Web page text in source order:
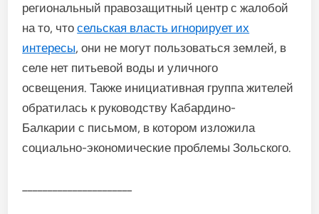
региональный правозащитный центр с жалобой
на то, чтосельская власть игнорирует их
интересы, они не могут пользоваться землей, в
селе нет питьевой воды и уличного
освещения. Также инициативная группа жителей
обратилась к руководству Кабардино-
Балкарии с письмом, в котором изложила
социально-экономические проблемы Зольского.